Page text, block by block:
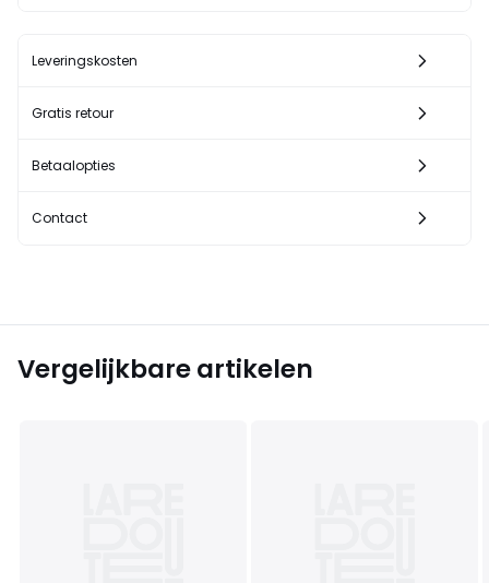
Leveringskosten
Gratis retour
Betaalopties
Contact
Vergelijkbare artikelen